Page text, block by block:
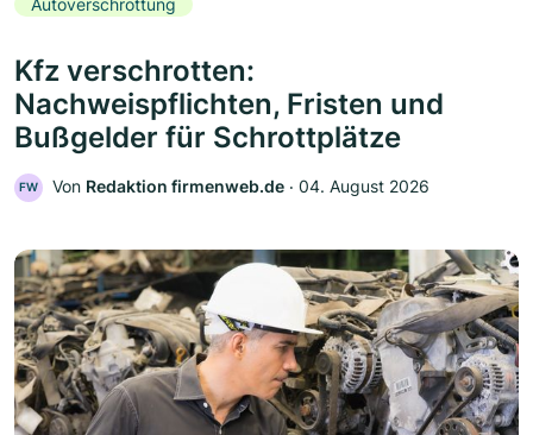
Kfz verschrotten:
Nachweispflichten, Fristen und
Bußgelder für Schrottplätze
FW Von Redaktion firmenweb.de ‧ 04. August 2026